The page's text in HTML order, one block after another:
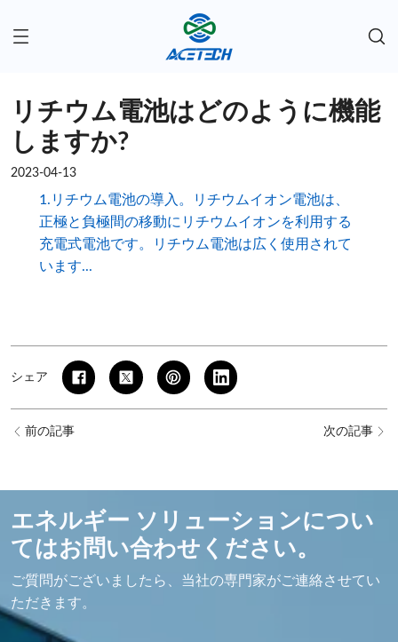
リチウム電池はどのように機能
しますか?
2023-04-13
1.リチウム電池の導入。リチウムイオン電池は、
正極と負極間の移動にリチウムイオンを利用する
充電式電池です。リチウム電池は広く使用されて
います...
シェア
前の記事 次の記事
エネルギー ソリューションについ
てはお問い合わせください。
ご質問がございましたら、当社の専門家がご連絡させてい
ただきます。